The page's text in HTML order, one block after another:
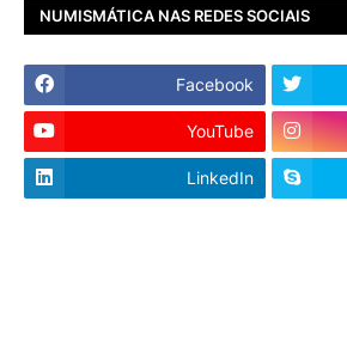
NUMISMÁTICA NAS REDES SOCIAIS
Facebook
YouTube
LinkedIn